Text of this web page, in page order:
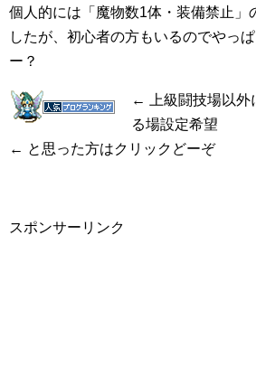
個人的には「魔物数1体・装備禁止」
したが、初心者の方もいるのでやっ
ー？
← 上級闘技場以外
る場設定希望
← と思った方はクリックどーぞ
スポンサーリンク